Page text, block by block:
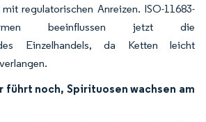
regulatorischen Anreizen. ISO-11683-
beeinflussen jetzt die
Einzelhandels, da Ketten leicht
führt noch, Spirituosen wachsen am